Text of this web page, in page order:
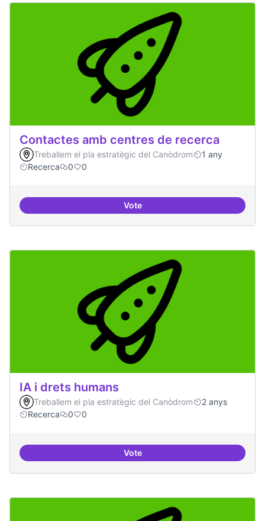
Contactes amb centres de recerca
Treballem el pla estratègic del Canòdrom
1 any
Recerca
0 0
VoteContactes amb centres de
IA i drets humans
Treballem el pla estratègic del Canòdrom
2 anys
Recerca
0 0
VoteIA i drets humans